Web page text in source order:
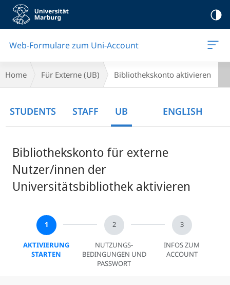
Mobile-
Navigation
Web-Formulare zum Uni-Account
Breadcrumb-
Navigation
Home Für Externe (UB) Bibliothekskonto aktivieren
Content
STUDENTS STAFF UB ENGLISH
Bibliothekskonto für externe
Nutzer/innen der
Universitätsbibliothek aktivieren
AKTIVIERUNG
STARTEN
NUTZUNGS­
BEDINGUNGEN UND
PASSWORT
INFOS ZUM
ACCOUNT